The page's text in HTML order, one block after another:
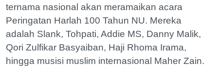
ternama nasional akan meramaikan acara
Peringatan Harlah 100 Tahun NU. Mereka
adalah Slank, Tohpati, Addie MS, Danny Malik,
Qori Zulfikar Basyaiban, Haji Rhoma Irama,
hingga musisi muslim internasional Maher Zain.